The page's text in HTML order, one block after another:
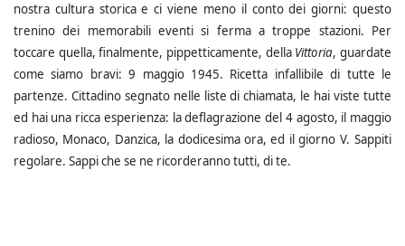
nostra cultura storica e ci viene meno il conto dei giorni: questo
trenino dei memorabili eventi si ferma a troppe stazioni. Per
toccare quella, finalmente, pippetticamente, della Vittoria, guardate
come siamo bravi: 9 maggio 1945. Ricetta infallibile di tutte le
partenze. Cittadino segnato nelle liste di chiamata, le hai viste tutte
ed hai una ricca esperienza: la deflagrazione del 4 agosto, il maggio
radioso, Monaco, Danzica, la dodicesima ora, ed il giorno V. Sappiti
regolare. Sappi che se ne ricorderanno tutti, di te.